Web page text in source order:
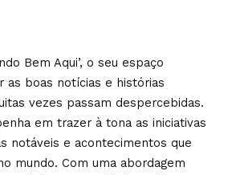
Bem Aqui’, o seu espaço
as boas notícias e histórias
vezes passam despercebidas.
em trazer à tona as iniciativas
notáveis e acontecimentos que
mundo. Com uma abordagem